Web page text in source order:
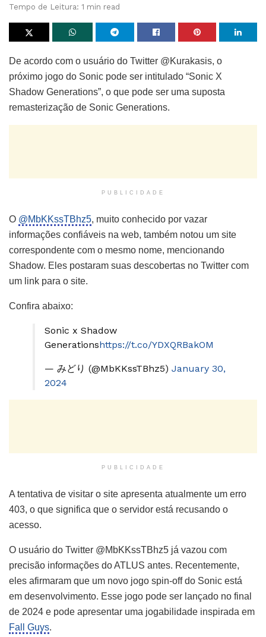
Tempo de Leitura: 1 min read
De acordo com o usuário do Twitter @Kurakasis, o
próximo jogo do Sonic pode ser intitulado “Sonic X
Shadow Generations”, o que pode ser uma suposta
remasterização de Sonic Generations.
PUBLICIDADE
O @MbKKssTBhz5, muito conhecido por vazar
informações confiáveis na web, também notou um site
correspondente com o mesmo nome, mencionando
Shadow. Eles postaram suas descobertas no Twitter com
um link para o site.
Confira abaixo:
Sonic x Shadow
Generationshttps://t.co/YDXQRBakOM
— みどり (@MbKKssTBhz5) January 30,
2024
PUBLICIDADE
A tentativa de visitar o site apresenta atualmente um erro
403, o que significa que o servidor está recusando o
acesso.
O usuário do Twitter @MbKKssTBhz5 já vazou com
precisão informações do ATLUS antes. Recentemente,
eles afirmaram que um novo jogo spin-off do Sonic está
em desenvolvimento. Esse jogo pode ser lançado no final
de 2024 e pode apresentar uma jogabilidade inspirada em
Fall Guys.